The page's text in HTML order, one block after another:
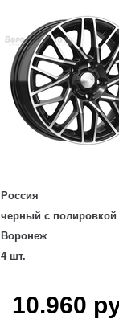
Россия
черный с полировкой
Воронеж
4 шт.
10.960